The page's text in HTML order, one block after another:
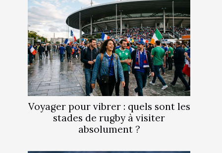
Voyager pour vibrer : quels sont les
stades de rugby à visiter
absolument ?